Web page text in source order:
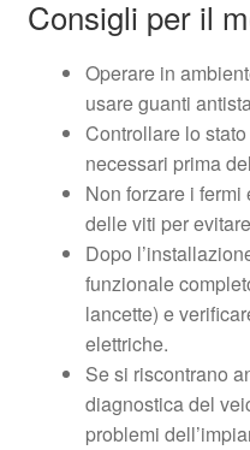
Consigli per il
Operare in
usare guanti
Controllare lo
necessari prima
Non forzare i
delle viti per
Dopo
funzionale
lancette) e
elettriche.
Se si riscontrano
diagnostica del
problemi